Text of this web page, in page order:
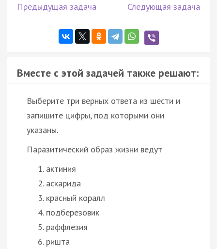
Предыдущая задача Следующая задача
Вместе с этой задачей также решают:
Выберите три верных ответа из шести и
запишите цифры, под которыми они
указаны.
Паразитический образ жизни ведут
актиния
аскарида
красный коралл
подберёзовик
раффлезия
ришта